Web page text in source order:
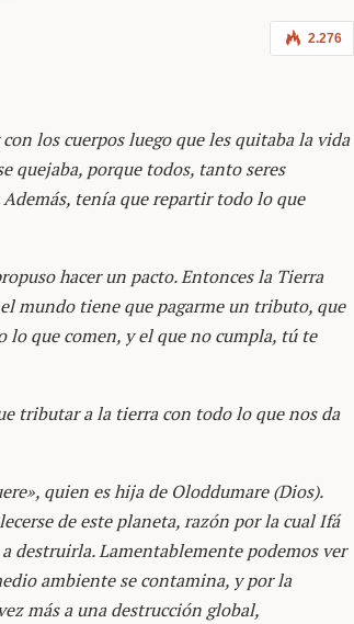
2.276
los cuerpos luego que les quitaba la vida
quejaba, porque todos, tanto seres
tenía que repartir todo lo que
hacer un pacto. Entonces la Tierra
mundo tiene que pagarme un tributo, que
que comen, y el que no cumpla, tú te
tributar a la tierra con todo lo que nos da
quien es hija de Oloddumare (Dios).
de este planeta, razón por la cual Ifá
destruirla. Lamentablemente podemos ver
ambiente se contamina, y por la
más a una destrucción global,